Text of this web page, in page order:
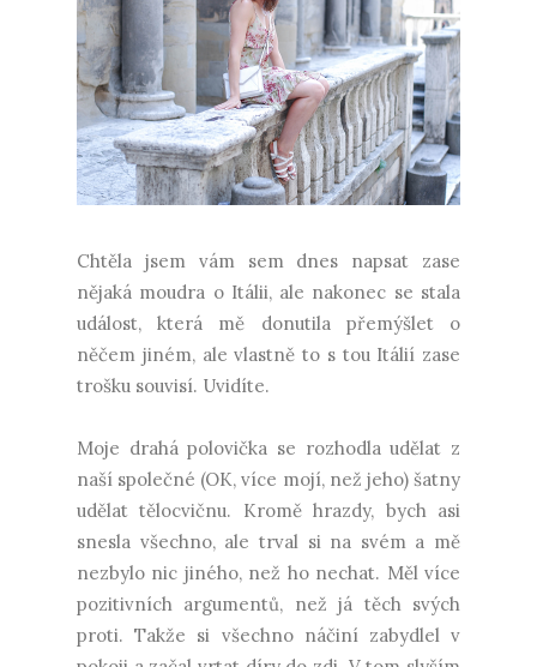
Chtěla jsem vám sem dnes napsat zase
nějaká moudra o Itálii, ale nakonec se stala
událost, která mě donutila přemýšlet o
něčem jiném, ale vlastně to s tou Itálií zase
trošku souvisí. Uvidíte.
Moje drahá polovička se rozhodla udělat z
naší společné (OK, více mojí, než jeho) šatny
udělat tělocvičnu. Kromě hrazdy, bych asi
snesla všechno, ale trval si na svém a mě
nezbylo nic jiného, než ho nechat. Měl více
pozitivních argumentů, než já těch svých
proti. Takže si všechno náčiní zabydlel v